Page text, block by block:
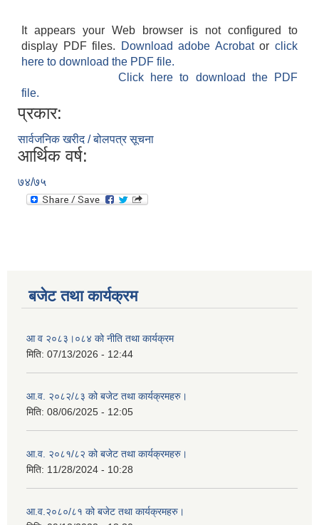
It appears your Web browser is not configured to
display PDF files.
Download adobe Acrobatorclick
here to download the PDF file.
Click here to download the PDF
file.
प्रकार:
सार्वजनिक खरीद / बोलपत्र सूचना
आर्थिक वर्ष:
७४/७५
बजेट तथा कार्यक्रम
आ व २०८३।०८४ को नीति तथा कार्यक्रम
मिति: 07/13/2026 - 12:44
आ.व. २०८२/८३ को बजेट तथा कार्यक्रमहरु।
मिति: 08/06/2025 - 12:05
आ.व. २०८१/८२ को बजेट तथा कार्यक्रमहरु।
मिति: 11/28/2024 - 10:28
आ.व.२०८०/८१ को बजेट तथा कार्यक्रमहरु।